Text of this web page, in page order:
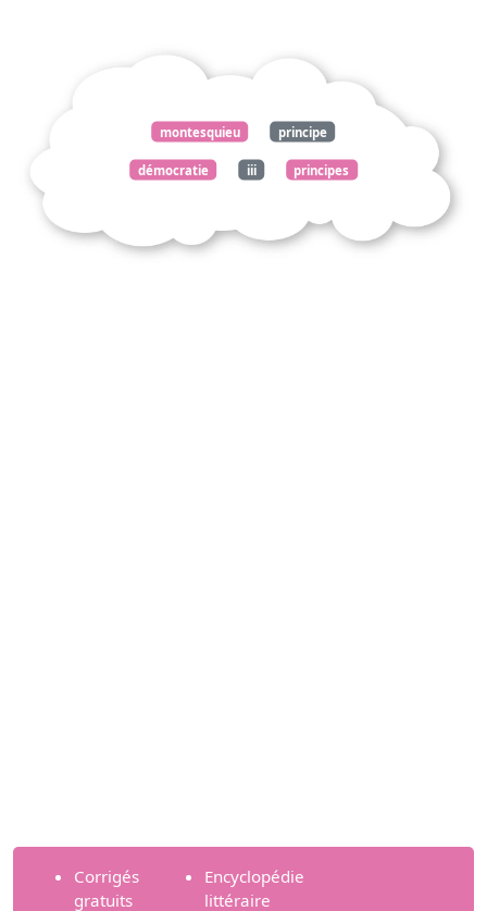
montesquieu principe
démocratie iii principes
Corrigés
gratuits
Encyclopédie
littéraire